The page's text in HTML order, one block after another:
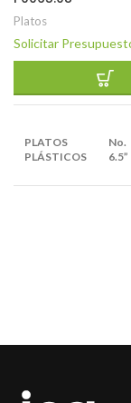
Platos
Solicitar
PLATOS
PLÁSTICOS
No.
6.5”